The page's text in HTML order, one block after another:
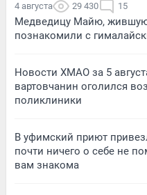
4 августа 29 430 15
Медведицу Майю,
познакомили с
Новости ХМАО за 5
вартовчанин оголился
поликлиники
В уфимский приют
почти ничего о себе не
вам знакома